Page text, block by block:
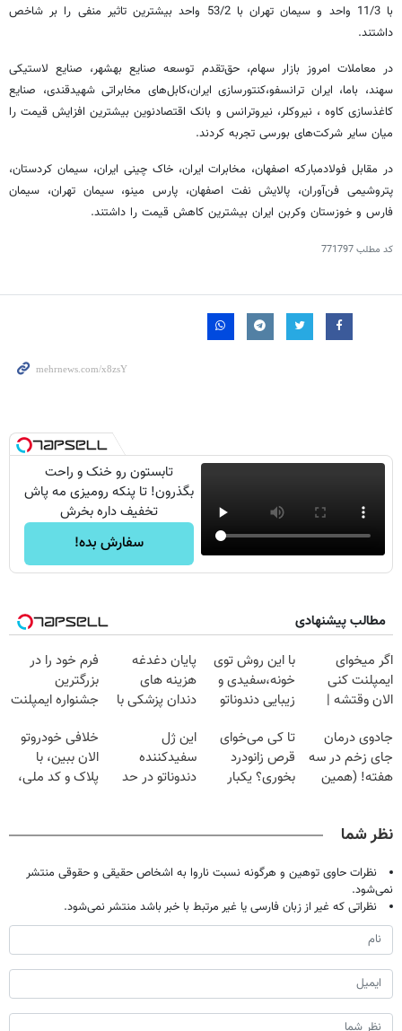
با 11/3 واحد و سیمان تهران با 53/2 واحد بیشترین تاثیر منفی را بر شاخص
داشتند.
در معاملات امروز بازار سهام، حق‌تقدم توسعه صنایع بهشهر، صنایع لاستیکی
سهند، باما، ایران ترانسفو،کنتورسازی ایران،کابل‌های مخابراتی شهیدقندی، صنایع
کاغذسازی کاوه ، نیروکلر، نیروترانس و بانک اقتصادنوین بیشترین افزایش قیمت را
میان سایر شرکت‌های بورسی تجربه کردند.
در مقابل فولادمبارکه اصفهان، مخابرات ایران، خاک چینی ایران، سیمان کردستان،
پتروشیمی فن‌آوران، پالایش نفت اصفهان، پارس مینو، سیمان تهران، سیمان
فارس و خوزستان وکربن ایران بیشترین کاهش قیمت را داشتند.
کد مطلب771797
تابستون رو خنک و راحت
بگذرون! تا پنکه رومیزی مه پاش
تخفیف داره بخرش
سفارش بده!
مطالب پیشنهادی
اگر میخوای
ایمپلنت کنی
الان وقتشه |
میلیون تومان!!!
با این روش توی
خونه،سفیدی و
زیبایی دندوناتو
(40%off)
پایان دغدغه
هزینه های
دندان پزشکی با
خانگی
فرم خود را در
بزرگترین
جشنواره ایمپلنت
فقط ۲۵ میلیون
جادوی درمان
جای زخم در سه
هفته! (همین
تا کی می‌خوای
قرص زانودرد
بخوری؟ یکبار
این ژل
سفیدکننده
دندوناتو در حد
(40%تخفیف)
خلافی خودروتو
الان ببین، با
پلاک و کد ملی،
نظر شما
نظرات حاوی توهین و هرگونه نسبت ناروا به اشخاص حقیقی و حقوقی منتشر
نمی‌شود.
نظراتی که غیر از زبان فارسی یا غیر مرتبط با خبر باشد منتشر نمی‌شود.